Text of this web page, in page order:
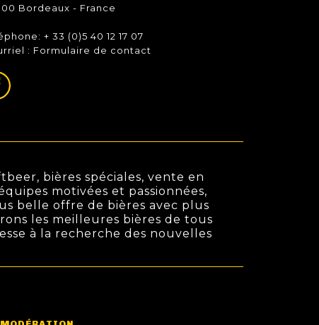
Bordeaux - France
+ 33 (0)5 40 12 17 07
: Formulaire de contact
bières spéciales, vente en
motivées et passionnées,
belle offre de bières avec plus
les meilleures bières de tous
à la recherche des nouvelles